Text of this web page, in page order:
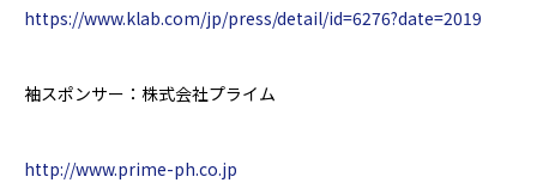
https://www.klab.com/jp/press/detail/id=6276?date=2019
袖スポンサー：株式会社プライム
http://www.prime-ph.co.jp